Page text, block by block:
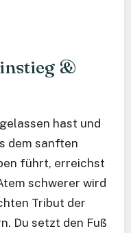
&
hast und
dem sanften
führt, erreichst
schwerer wird
Tribut der
Du setzt den Fuß